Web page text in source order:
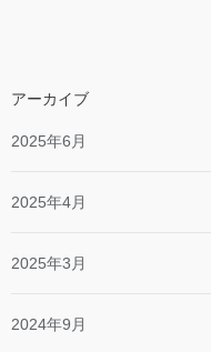
アーカイブ
2025年6月
2025年4月
2025年3月
2024年9月